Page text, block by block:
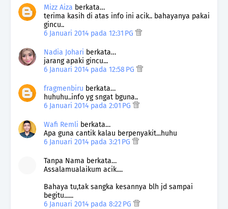
Mizz Aiza berkata…
terima kasih di atas info ini acik.. bahayanya pakai
gincu..
6 Januari 2014 pada 12:31 PG
Nadia Johari berkata…
jarang apaki gincu...
6 Januari 2014 pada 12:58 PG
fragmenbiru berkata…
huhuhu..info yg sngat bguna..
6 Januari 2014 pada 2:01 PG
Wafi Remli berkata…
Apa guna cantik kalau berpenyakit...huhu
6 Januari 2014 pada 3:21 PG
Tanpa Nama berkata…
Assalamualaikum acik....
Bahaya tu,tak sangka kesannya blh jd sampai
begitu......
6 Januari 2014 pada 8:22 PG